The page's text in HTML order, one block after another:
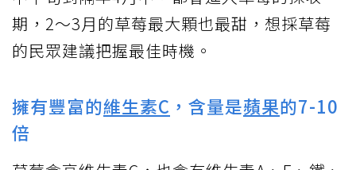
期，2～3月的草莓最大顆也最甜，想採草莓
的民眾建議把握最佳時機。
擁有豐富的維生素C ，含量是蘋果的7-10
倍